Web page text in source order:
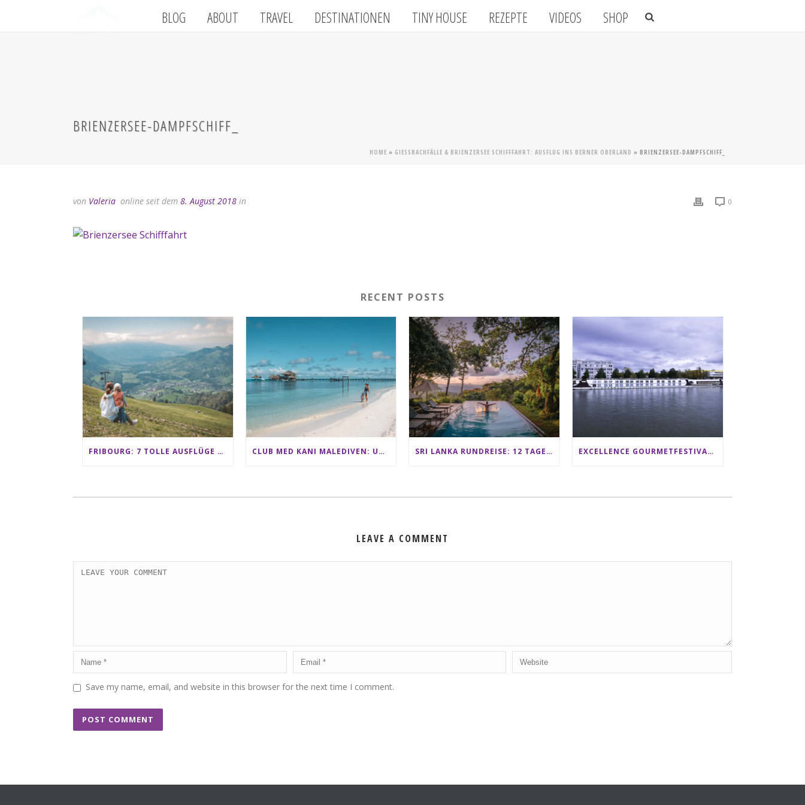
BLOG ABOUT TRAVEL DESTINATIONEN TINY HOUSE REZEPTE VIDEOS SHOP
BRIENZERSEE-DAMPFSCHIFF_
HOME » GIESSBACHFÄLLE & BRIENZERSEE SCHIFFFAHRT: AUSFLUG INS BERNER OBERLAND » BRIENZERSEE-DAMPFSCHIFF_
von Valeria online seit dem 8. August 2018 in 0
RECENT POSTS
FRIBOURG: 7 TOLLE AUSFLÜGE FÜR FAMILIEN VON CHARMEY BIS LES PACCOTS CLUB MED KANI MALEDIVEN: UNSERE ERFAHRUNGEN IM ALL-INCLUSIVE PARADIES SRI LANKA RUNDREISE: 12 TAGE ZWISCHEN ELEFANTEN, TEEPLANTAGEN & STRAND ALS FAMILIE EXCELLENCE GOURMETFESTIVAL ´25: ZWEI STERNEKÖCHE ANTONIO GUIDA & DARIO MORESCO VERWÖHNEN IHRE GÄSTE AUF EINER LUXERIÖSEN SCHIFFSREISE
LEAVE A COMMENT
Save my name, email, and website in this browser for the next time I comment.